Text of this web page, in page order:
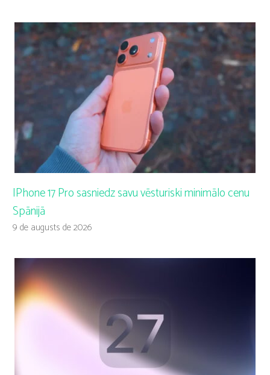
IPhone 17 Pro sasniedz savu vēsturiski minimālo cenu
Spānijā
9 de augusts de 2026